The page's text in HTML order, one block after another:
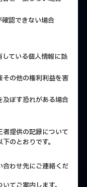
確認できない場合
している個人情報に該
その他の権利利益を害
及ぼす恐れがある場合
提供の記録について
のとおりです。
合わせ先にご連絡くだ